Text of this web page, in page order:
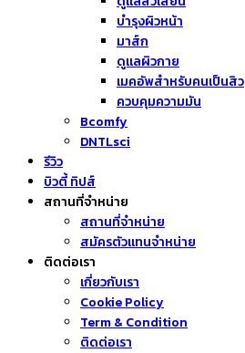
บำรุงผิวหน้า
มาส์ก
ดูแลผิวกาย
เมคอัพสำหรับคนเป็นสิว
ควบคุมความมัน
Bcomfy
DNTLsci
รีวิว
บิวตี้ ทิปส์
สถานที่จำหน่าย
สถานที่จำหน่าย
สมัครตัวแทนจำหน่าย
ติดต่อเรา
เกี่ยวกับเรา
Cookie Policy
Term & Condition
ติดต่อเรา